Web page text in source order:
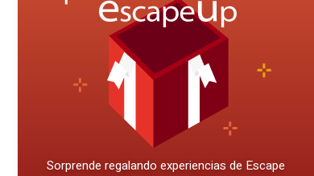
Sorprende regalando experiencias de Escape